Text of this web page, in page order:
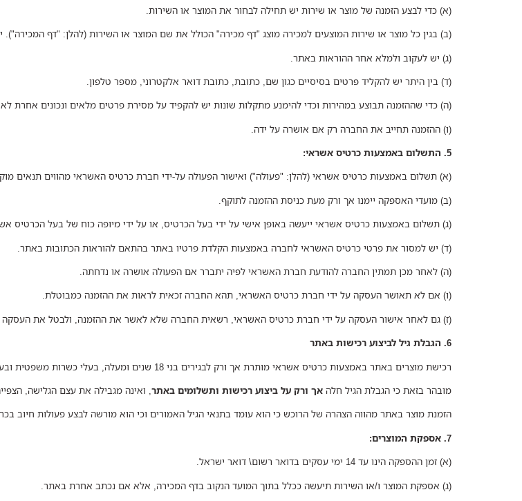
(א) כדי לבצע הזמנה של מוצר או שירות יש תחילה לבחור את המוצר או השירות.
(ב) בגין כל מוצר או שירות המוצעים למכירה מוצג "דף מכירה" הכולל את שם המוצר או השירות (להלן: "דף המכירה").
(ג) יש לעקוב ולמלא אחר ההוראות באתר.
(ד) בין היתר יש להקליד פרטים בסיסיים כגון שם, כתובת, כתובת דואר אלקטרוני, מספר טלפון.
(ה) כדי שההזמנה תבוצע במהירות וכדי להימנע מתקלות שונות יש להקפיד על מסירת פרטים מלאים ונכונים אחרת
(ו) ההזמנה תחייב את החברה רק אם אושרה על ידה.
5. התשלום באמצעות כרטיס אשראי:
(א) תשלום באמצעות כרטיס אשראי (להלן: "פעולה") ואישור הפעולה על-ידי חברת כרטיס האשראי מהווים תנאים
(ב) מועדי האספקה יימנו אך ורק מעת כניסת ההזמנה לתוקף.
(ג) תשלום באמצעות כרטיס אשראי ייעשה באופן אישי על ידי בעל הכרטיס, או על ידי מיופה כוח של בעל הכרטיס אשר
(ד) יש למסור את פרטי כרטיס האשראי לחברה באמצעות הקלדת פרטיו באתר בהתאם להוראות הכתובות באתר.
(ה) לאחר מכן תמתין החברה להודעת חברת האשראי לפיה יתברר אם הפעולה אושרה או נדחתה.
(ו) אם לא תאושר העסקה על ידי חברת כרטיס האשראי, תהא החברה זכאית לראות את ההזמנה כמבוטלת.
(ז) גם לאחר אישור העסקה על ידי חברת כרטיס האשראי, רשאית החברה שלא לאשר את ההזמנה, ולבטל את
6. הגבלת גיל לביצוע רכישות באתר
רכישת מוצרים באתר באמצעות כרטיס אשראי מותרת אך ורק לבגירים בני 18 שנים ומעלה, בעלי כשרות משפטית ובעלי כרטיס אשראי תקף על שמם.
מובהר בזאת כי הגבלת הגיל חלה אך ורק על ביצוע רכישות ותשלומים באתר, ואינה מגבילה את עצם הגלישה,
הזמנת מוצר באתר מהווה הצהרה של הרוכש כי הוא עומד בתנאי הגיל האמורים וכי הוא מורשה לבצע פעולות חיוב
7. אספקת המוצרים:
(א) זמן ההספקה הינו עד 14 ימי עסקים בדואר רשום\ דואר ישראל.
(ג) אספקת המוצר ו/או השירות תיעשה ככלל בתוך המועד הנקוב בדף המכירה, אלא אם נכתב אחרת באתר.